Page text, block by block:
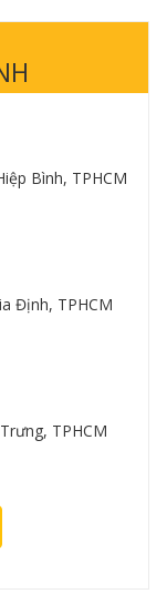
nhiều
phần cắt đa
cấp một loạt
non rút xương,
Bình, TPHCM
Định, TPHCM
TPHCM